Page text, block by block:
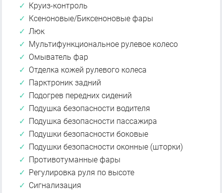
Круиз-контроль
Ксеноновые/Биксеноновые фары
Люк
Мультифункциональное рулевое колесо
Омыватель фар
Отделка кожей рулевого колеса
Парктроник задний
Подогрев передних сидений
Подушка безопасности водителя
Подушка безопасности пассажира
Подушки безопасности боковые
Подушки безопасности оконные (шторки)
Противотуманные фары
Регулировка руля по высоте
Сигнализация